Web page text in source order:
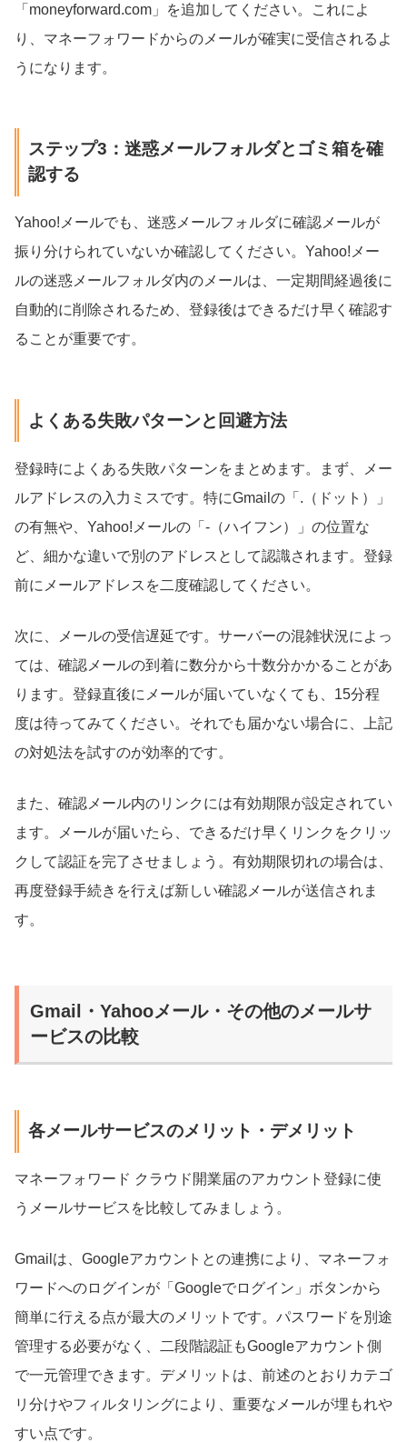
「moneyforward.com」を追加してください。これによ
り、マネーフォワードからのメールが確実に受信されるよ
うになります。
ステップ3：迷惑メールフォルダとゴミ箱を確
認する
Yahoo!メールでも、迷惑メールフォルダに確認メールが
振り分けられていないか確認してください。Yahoo!メー
ルの迷惑メールフォルダ内のメールは、一定期間経過後に
自動的に削除されるため、登録後はできるだけ早く確認す
ることが重要です。
よくある失敗パターンと回避方法
登録時によくある失敗パターンをまとめます。まず、メー
ルアドレスの入力ミスです。特にGmailの「.（ドット）」
の有無や、Yahoo!メールの「-（ハイフン）」の位置な
ど、細かな違いで別のアドレスとして認識されます。登録
前にメールアドレスを二度確認してください。
次に、メールの受信遅延です。サーバーの混雑状況によっ
ては、確認メールの到着に数分から十数分かかることがあ
ります。登録直後にメールが届いていなくても、15分程
度は待ってみてください。それでも届かない場合に、上記
の対処法を試すのが効率的です。
また、確認メール内のリンクには有効期限が設定されてい
ます。メールが届いたら、できるだけ早くリンクをクリッ
クして認証を完了させましょう。有効期限切れの場合は、
再度登録手続きを行えば新しい確認メールが送信されま
す。
Gmail・Yahooメール・その他のメールサ
ービスの比較
各メールサービスのメリット・デメリット
マネーフォワード クラウド開業届のアカウント登録に使
うメールサービスを比較してみましょう。
Gmailは、Googleアカウントとの連携により、マネーフォ
ワードへのログインが「Googleでログイン」ボタンから
簡単に行える点が最大のメリットです。パスワードを別途
管理する必要がなく、二段階認証もGoogleアカウント側
で一元管理できます。デメリットは、前述のとおりカテゴ
リ分けやフィルタリングにより、重要なメールが埋もれや
すい点です。